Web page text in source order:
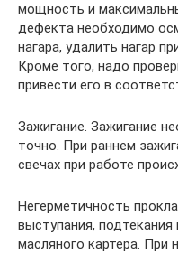
мощность и
дефекта необходимо
нагара, удалить нагар
Кроме того, надо
привести его в
Зажигание. Зажигание
точно. При раннем
свечах при работе
Негерметичность
выступания,
масляного картера. При